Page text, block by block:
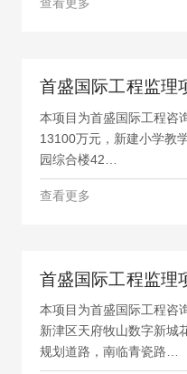
本项目为首盛国际工程咨
13100万元，新建小学教
园综合楼42…
查看更多
本项目为首盛国际工程咨
新津区天府牧山数字新城
规划道路，南临青瓷路…